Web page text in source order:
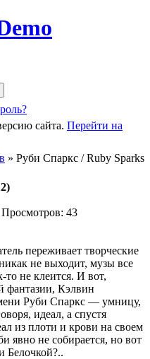
сайта. Перейти на
» Руби Спаркс / Ruby Sparks
Просмотров: 43
переживает творческие
не выходит, музы все
не клеится. И вот,
фантазии, Кэлвин
Руби Спаркс — умницу,
идеал, а спустя
из плоти и крови на своем
явно не собирается, но вот
Белочкой?..